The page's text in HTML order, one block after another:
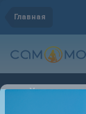
Главная
Уже